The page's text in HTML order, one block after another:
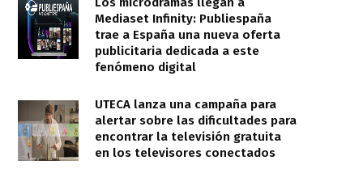
Mediaset Infinity: Publiespaña
trae a España una nueva oferta
publicitaria dedicada a este
fenómeno digital
UTECA lanza una campaña para
alertar sobre las dificultades para
encontrar la televisión gratuita
en los televisores conectados